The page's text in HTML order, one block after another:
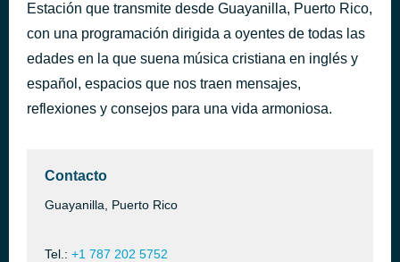
Estación que transmite desde Guayanilla, Puerto Rico,
con una programación dirigida a oyentes de todas las
edades en la que suena música cristiana en inglés y
español, espacios que nos traen mensajes,
reflexiones y consejos para una vida armoniosa.
Contacto
Guayanilla, Puerto Rico
Tel.: +1 787 202 5752